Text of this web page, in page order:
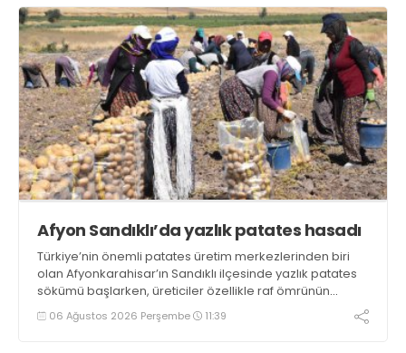
Afyon Sandıklı’da yazlık patates hasadı
Türkiye’nin önemli patates üretim merkezlerinden biri
olan Afyonkarahisar’ın Sandıklı ilçesinde yazlık patates
sökümü başlarken, üreticiler özellikle raf ömrünün
yaklaşık 2 ay olması ve rengi bakımından tüketimde
Sandıklı patatesinin daha fazla tercih edildiğini belirtti
06 Ağustos 2026 Perşembe 11:39